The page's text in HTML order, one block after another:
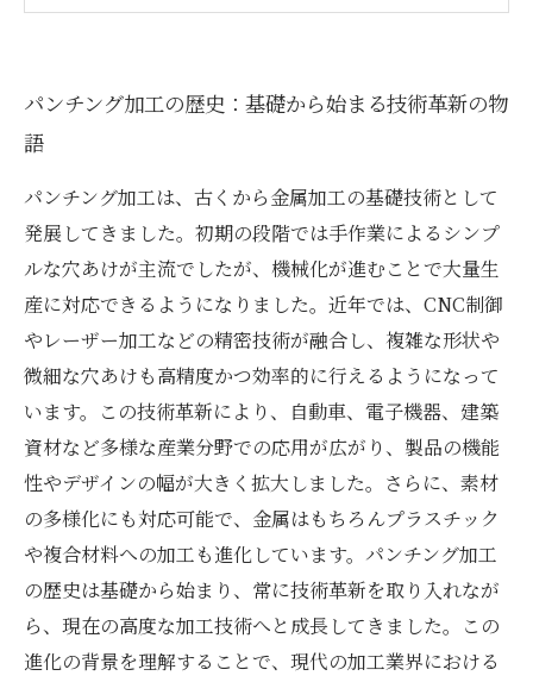
の実例紹介
パンチング加工の基本知識と産業での活用事例
とは？
最新技術で実現するパンチング加工の高品質製
品への道
パンチング加工の歴史：基礎から始まる技術革新の物
語
パンチング加工は、古くから金属加工の基礎技術として
発展してきました。初期の段階では手作業によるシンプ
ルな穴あけが主流でしたが、機械化が進むことで大量生
産に対応できるようになりました。近年では、CNC制御
やレーザー加工などの精密技術が融合し、複雑な形状や
微細な穴あけも高精度かつ効率的に行えるようになって
います。この技術革新により、自動車、電子機器、建築
資材など多様な産業分野での応用が広がり、製品の機能
性やデザインの幅が大きく拡大しました。さらに、素材
の多様化にも対応可能で、金属はもちろんプラスチック
や複合材料への加工も進化しています。パンチング加工
の歴史は基礎から始まり、常に技術革新を取り入れなが
ら、現在の高度な加工技術へと成長してきました。この
進化の背景を理解することで、現代の加工業界における